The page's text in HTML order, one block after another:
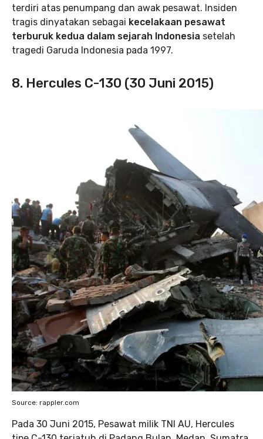
terdiri atas penumpang dan awak pesawat. Insiden
tragis dinyatakan sebagai kecelakaan pesawat
terburuk kedua dalam sejarah Indonesia setelah
tragedi Garuda Indonesia pada 1997.
8. Hercules C-130 (30 Juni 2015)
Source: rappler.com
Pada 30 Juni 2015, Pesawat milik TNI AU, Hercules